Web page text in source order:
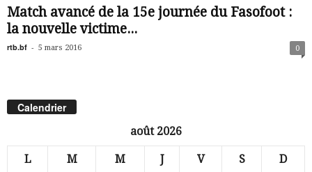
Match avancé de la 15e journée du Fasofoot :
la nouvelle victime...
rtb.bf - 5 mars 2016 0
Calendrier
août 2026
L M M J V S D